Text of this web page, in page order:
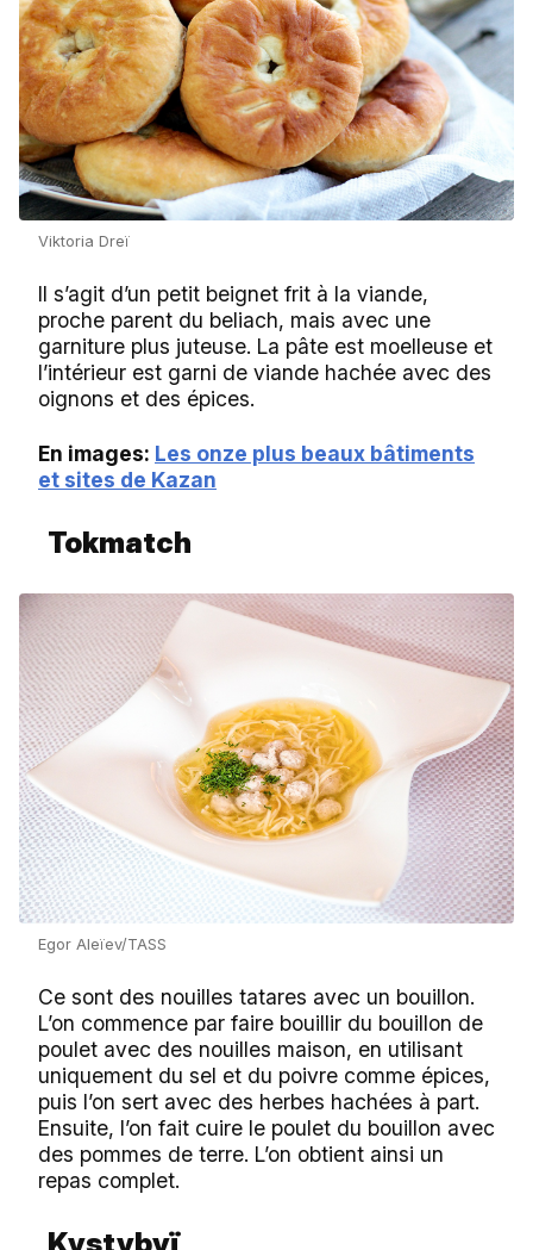
Viktoria Dreï
Il s’agit d’un petit beignet frit à la viande,
proche parent du beliach, mais avec une
garniture plus juteuse. La pâte est moelleuse et
l’intérieur est garni de viande hachée avec des
oignons et des épices.
En images: Les onze plus beaux bâtiments
et sites de Kazan
Tokmatch
Egor Aleïev/TASS
Ce sont des nouilles tatares avec un bouillon.
L’on commence par faire bouillir du bouillon de
poulet avec des nouilles maison, en utilisant
uniquement du sel et du poivre comme épices,
puis l’on sert avec des herbes hachées à part.
Ensuite, l’on fait cuire le poulet du bouillon avec
des pommes de terre. L’on obtient ainsi un
repas complet.